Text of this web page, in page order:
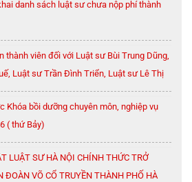
danh sách luật sư chưa nộp phí thành
thành viên đối với Luật sư Bùi Trung Dũng,
Luật sư Trần Đình Triển, Luật sư Lê Thị
Khóa bồi dưỡng chuyên môn, nghiệp vụ
( thứ Bảy)
LUẬT SƯ HÀ NỘI CHÍNH THỨC TRỞ
ĐOÀN VÕ CỔ TRUYỀN THÀNH PHỐ HÀ